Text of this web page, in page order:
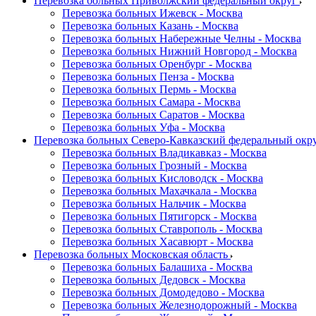
Перевозка больных Ижевск - Москва
Перевозка больных Казань - Москва
Перевозка больных Набережные Челны - Москва
Перевозка больных Нижний Новгород - Москва
Перевозка больных Оренбург - Москва
Перевозка больных Пенза - Москва
Перевозка больных Пермь - Москва
Перевозка больных Самара - Москва
Перевозка больных Саратов - Москва
Перевозка больных Уфа - Москва
Перевозка больных Северо-Кавказский федеральный
Перевозка больных Владикавказ - Москва
Перевозка больных Грозный - Москва
Перевозка больных Кисловодск - Москва
Перевозка больных Махачкала - Москва
Перевозка больных Нальчик - Москва
Перевозка больных Пятигорск - Москва
Перевозка больных Ставрополь - Москва
Перевозка больных Хасавюрт - Москва
Перевозка больных Московская область
Перевозка больных Балашиха - Москва
Перевозка больных Дедовск - Москва
Перевозка больных Домодедово - Москва
Перевозка больных Железнодорожный - Москва